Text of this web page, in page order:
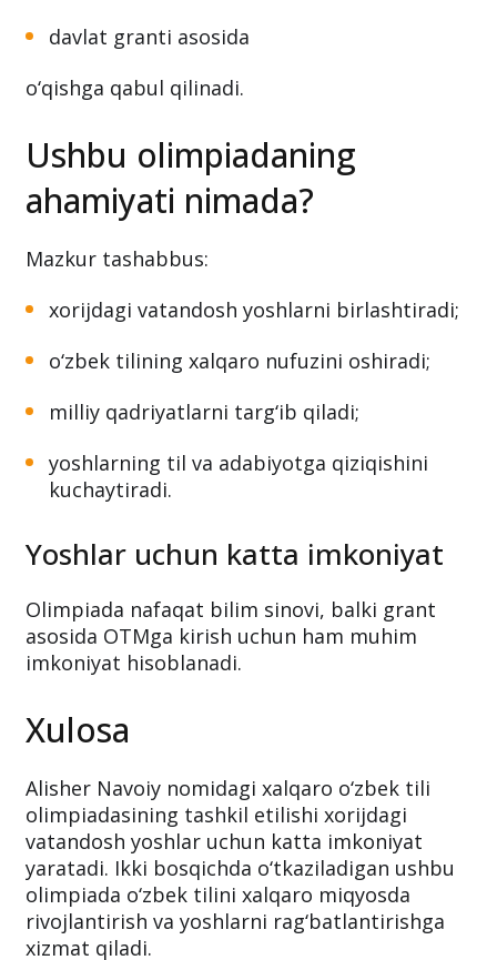
davlat granti asosida
o‘qishga qabul qilinadi.
Ushbu olimpiadaning
ahamiyati nimada?
Mazkur tashabbus:
xorijdagi vatandosh yoshlarni birlashtiradi;
o‘zbek tilining xalqaro nufuzini oshiradi;
milliy qadriyatlarni targ‘ib qiladi;
yoshlarning til va adabiyotga qiziqishini
kuchaytiradi.
Yoshlar uchun katta imkoniyat
Olimpiada nafaqat bilim sinovi, balki grant
asosida OTMga kirish uchun ham muhim
imkoniyat hisoblanadi.
Xulosa
Alisher Navoiy nomidagi xalqaro o‘zbek tili
olimpiadasining tashkil etilishi xorijdagi
vatandosh yoshlar uchun katta imkoniyat
yaratadi. Ikki bosqichda o‘tkaziladigan ushbu
olimpiada o‘zbek tilini xalqaro miqyosda
rivojlantirish va yoshlarni rag‘batlantirishga
xizmat qiladi.